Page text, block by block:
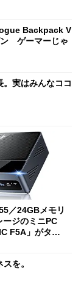
Backpack V
ン ゲーマーじゃ
。実はみんなココ
／24GBメモリ
ージのミニPC
F5A」がタイ
を。